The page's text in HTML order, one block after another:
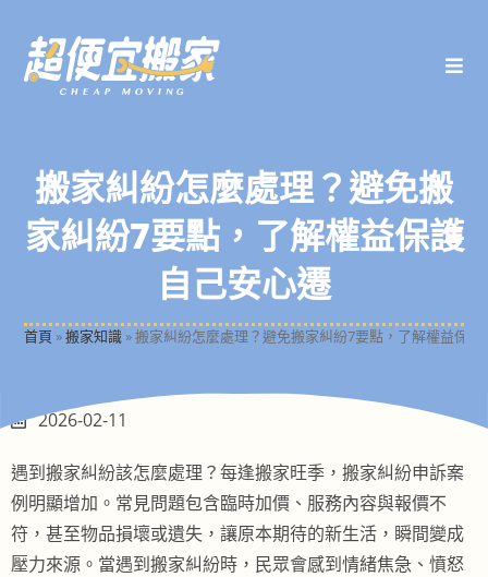
搬家糾紛怎麼處理？避免搬
家糾紛7要點，了解權益保護
自己安心遷
首頁 »搬家知識»搬家糾紛怎麼處理？避免搬家糾紛7要點，了解權益保護
2026-02-11
遇到搬家糾紛該怎麼處理？每逢搬家旺季，搬家糾紛申訴案
例明顯增加。常見問題包含臨時加價、服務內容與報價不
符，甚至物品損壞或遺失，讓原本期待的新生活，瞬間變成
壓力來源。當遇到搬家糾紛時，民眾會感到情緒焦急、憤怒